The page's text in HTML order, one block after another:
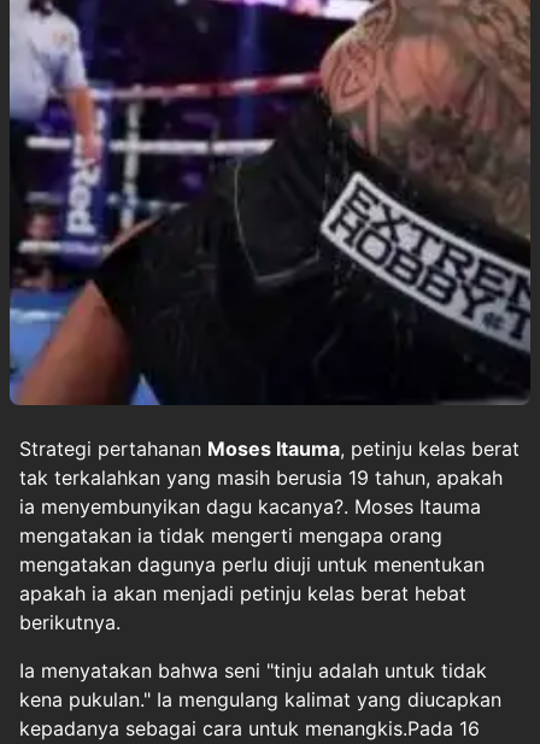
Strategi pertahanan Moses Itauma, petinju kelas berat
tak terkalahkan yang masih berusia 19 tahun, apakah
ia menyembunyikan dagu kacanya?. Moses Itauma
mengatakan ia tidak mengerti mengapa orang
mengatakan dagunya perlu diuji untuk menentukan
apakah ia akan menjadi petinju kelas berat hebat
berikutnya.
Ia menyatakan bahwa seni "tinju adalah untuk tidak
kena pukulan." Ia mengulang kalimat yang diucapkan
kepadanya sebagai cara untuk menangkis.Pada 16